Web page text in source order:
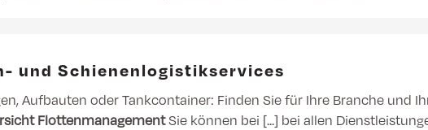
und Schienenlogistikservices
Aufbauten oder Tankcontainer: Finden Sie für Ihre Branche und
FlottenmanagementSie können bei [...] bei allen